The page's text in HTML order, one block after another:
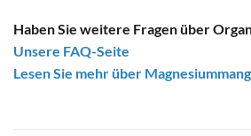
Haben Sie weitere Fragen über
Unsere FAQ-Seite
Lesen Sie mehr über